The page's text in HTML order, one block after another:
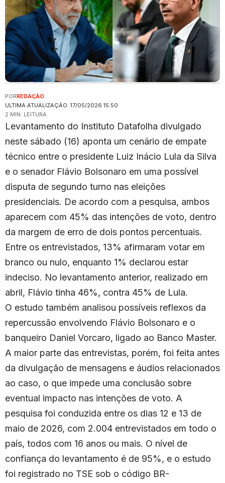
ULTIMA ATUALIZAÇÃO: 17/05/2026 15:50
PORREDAÇÃO
2 MIN. LEITURA
Levantamento do Instituto Datafolha divulgado
neste sábado (16) aponta um cenário de empate
técnico entre o presidente Luiz Inácio Lula da Silva
e o senador Flávio Bolsonaro em uma possível
disputa de segundo turno nas eleições
presidenciais. De acordo com a pesquisa, ambos
aparecem com 45% das intenções de voto, dentro
da margem de erro de dois pontos percentuais.
Entre os entrevistados, 13% afirmaram votar em
branco ou nulo, enquanto 1% declarou estar
indeciso. No levantamento anterior, realizado em
abril, Flávio tinha 46%, contra 45% de Lula.
O estudo também analisou possíveis reflexos da
repercussão envolvendo Flávio Bolsonaro e o
banqueiro Daniel Vorcaro, ligado ao Banco Master.
A maior parte das entrevistas, porém, foi feita antes
da divulgação de mensagens e áudios relacionados
ao caso, o que impede uma conclusão sobre
eventual impacto nas intenções de voto. A
pesquisa foi conduzida entre os dias 12 e 13 de
maio de 2026, com 2.004 entrevistados em todo o
país, todos com 16 anos ou mais. O nível de
confiança do levantamento é de 95%, e o estudo
foi registrado no TSE sob o código BR-